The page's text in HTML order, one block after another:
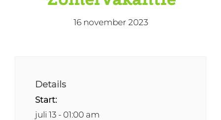
16 november 2023
Details
Start:
juli 13 - 01:00 am